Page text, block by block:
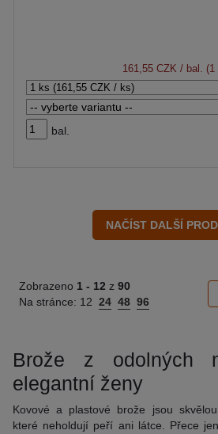
161,55 CZK / bal. (1
bal.
Zobrazeno 1 - 12 z 90
Na stránce: 12 24 48 96
Brože z odolných
elegantní ženy
Kovové a plastové brože jsou
které neholdují peří ani látce. Přece